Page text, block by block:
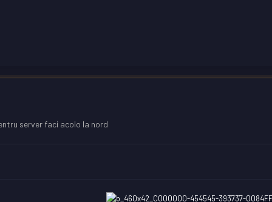
server faci acolo la nord